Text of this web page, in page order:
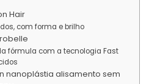
Hair
com forma e brilho
fórmula com a tecnologia Fast
nanoplástia alisamento sem